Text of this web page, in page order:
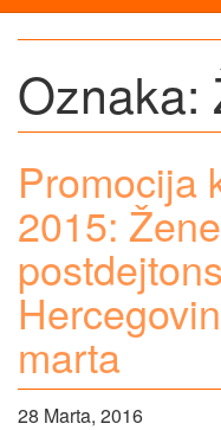
Oznaka:
Promocija
2015:
marta
28 Marta, 2016